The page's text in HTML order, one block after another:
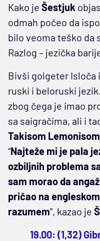
Kako je Šestjuk
odmah počeo da
bilo veoma teško da
Razlog – jezička
Bivši golgeter Isloča
ruski i beloruski
zbog čega je imao
sa saigračima, ali i
Takisom Lemonisom
“Najteže mi je pala
ozbiljnih problema
sam morao da
pričao na
razumem”, kazao je
19.00: (1,32)